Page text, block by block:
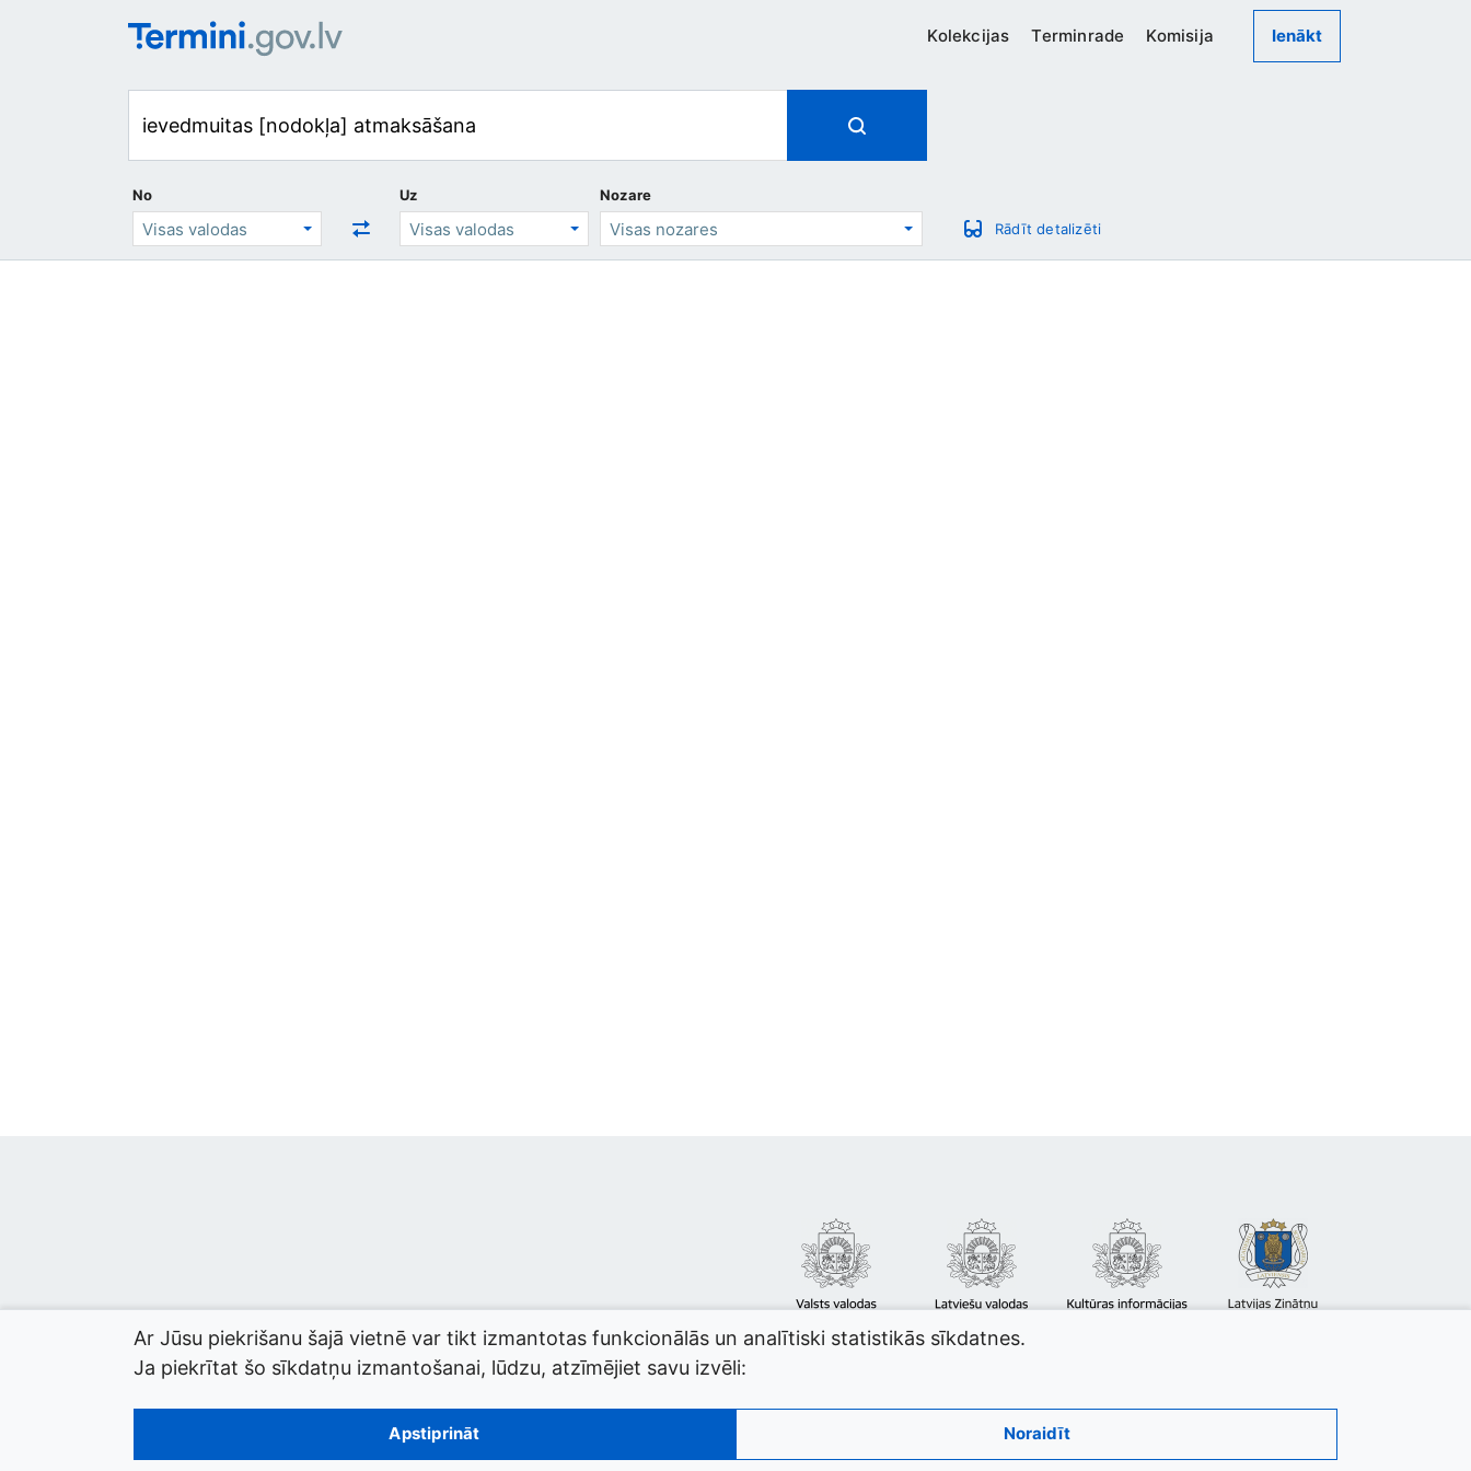
Kolekcijas Terminrade Komisija Ienākt
No Uz
Nozare
Rādīt detalizēti
© 2026 termini.gov.lv. Izstrādātājs:
Ar Jūsu piekrišanu šajā vietnē var tikt izmantotas funkcionālās un analītiski statistikās sīkdatnes.
Ja piekrītat šo sīkdatņu izmantošanai, lūdzu, atzīmējiet savu izvēli:
Apstiprināt Noraidīt